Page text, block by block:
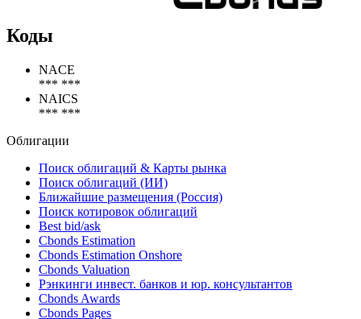
Коды
NACE
*** ***
NAICS
*** ***
Облигации
Поиск облигаций & Карты рынка
Поиск облигаций (ИИ)
Ближайшие размещения (Россия)
Поиск котировок облигаций
Best bid/ask
Cbonds Estimation
Cbonds Estimation Onshore
Cbonds Valuation
Рэнкинги инвест. банков и юр. консультантов
Cbonds Awards
Cbonds Pages